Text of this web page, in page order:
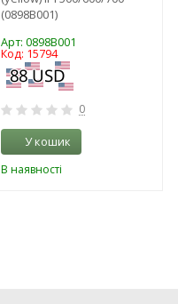
(0898B001)
Арт: 0898B001
Код: 15794
0
У кошик
В наявності